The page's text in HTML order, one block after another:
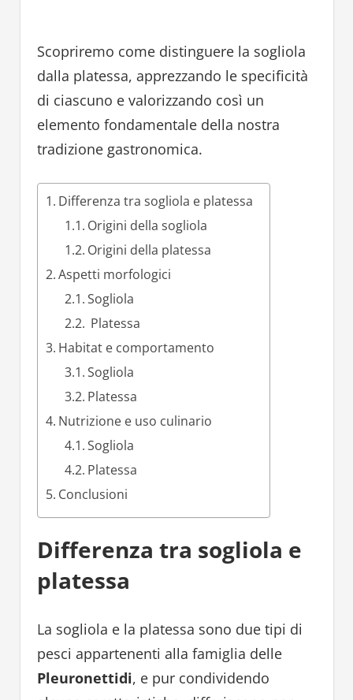
Scopriremo come distinguere la sogliola
dalla platessa, apprezzando le specificità
di ciascuno e valorizzando così un
elemento fondamentale della nostra
tradizione gastronomica.
Differenza tra sogliola e platessa
Origini della sogliola
Origini della platessa
Aspetti morfologici
Sogliola
Platessa
Habitat e comportamento
Sogliola
Platessa
Nutrizione e uso culinario
Sogliola
Platessa
Conclusioni
Differenza tra sogliola e
platessa
La sogliola e la platessa sono due tipi di
pesci appartenenti alla famiglia delle
Pleuronettidi, e pur condividendo